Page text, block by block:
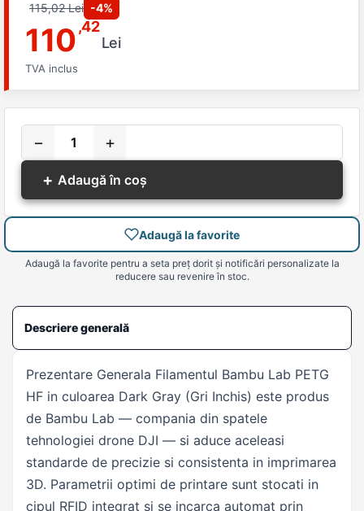
115,02 Lei -4%
110,42
Lei
TVA inclus
−
+
+ Adaugă în coș
Adaugă la favorite
Adaugă la favorite pentru a seta preț dorit și notificări personalizate la
reducere sau revenire în stoc.
Descriere generală
Prezentare Generala Filamentul Bambu Lab PETG
HF in culoarea Dark Gray (Gri Inchis) este produs
de Bambu Lab — compania din spatele
tehnologiei drone DJI — si aduce aceleasi
standarde de precizie si consistenta in imprimarea
3D. Parametrii optimi de printare sunt stocati in
cipul RFID integrat si se incarca automat prin